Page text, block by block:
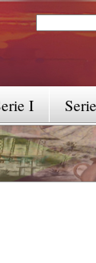
Search
I